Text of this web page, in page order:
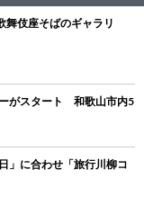
伎座そばのギャラリ
がスタート 和歌山市内5
」に合わせ「旅行川柳コ